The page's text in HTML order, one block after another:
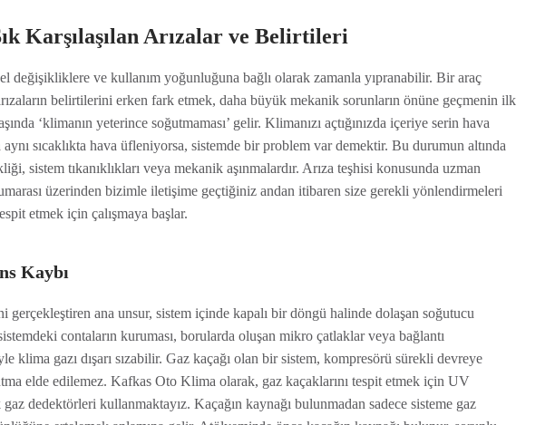
Karşılaşılan Arızalar ve Belirtileri
değişikliklere ve kullanım yoğunluğuna bağlı olarak zamanla yıpranabilir. Bir araç
belirtilerini erken fark etmek, daha büyük mekanik sorunların önüne geçmenin ilk
‘klimanın yeterince soğutmaması’ gelir. Klimanızı açtığınızda içeriye serin hava
aynı sıcaklıkta hava üfleniyorsa, sistemde bir problem var demektir. Bu durumun altında
sistem tıkanıklıkları veya mekanik aşınmalardır. Arıza teşhisi konusunda uzman
üzerinden bizimle iletişime geçtiğiniz andan itibaren size gerekli yönlendirmeleri
etmek için çalışmaya başlar.
Kaybı
gerçekleştiren ana unsur, sistem içinde kapalı bir döngü halinde dolaşan soğutucu
contaların kuruması, borularda oluşan mikro çatlaklar veya bağlantı
klima gazı dışarı sızabilir. Gaz kaçağı olan bir sistem, kompresörü sürekli devreye
elde edilemez. Kafkas Oto Klima olarak, gaz kaçaklarını tespit etmek için UV
dedektörleri kullanmaktayız. Kaçağın kaynağı bulunmadan sadece sisteme gaz